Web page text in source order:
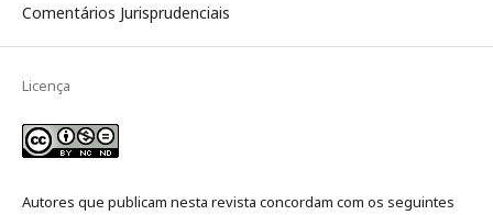
Comentários Jurisprudenciais
Licença
Autores que publicam nesta revista concordam com os seguintes